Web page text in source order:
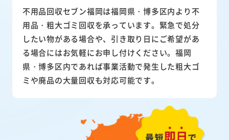
不用品回収セブン福岡は福岡県・博多区内より不
用品・粗大ゴミ回収を承っています。緊急で処分
したい物がある場合や、引き取り日にご希望があ
る場合にはお気軽にお申し付けください。福岡
県・博多区内であれば事業活動で発生した粗大ゴ
ミや廃品の大量回収も対応可能です。